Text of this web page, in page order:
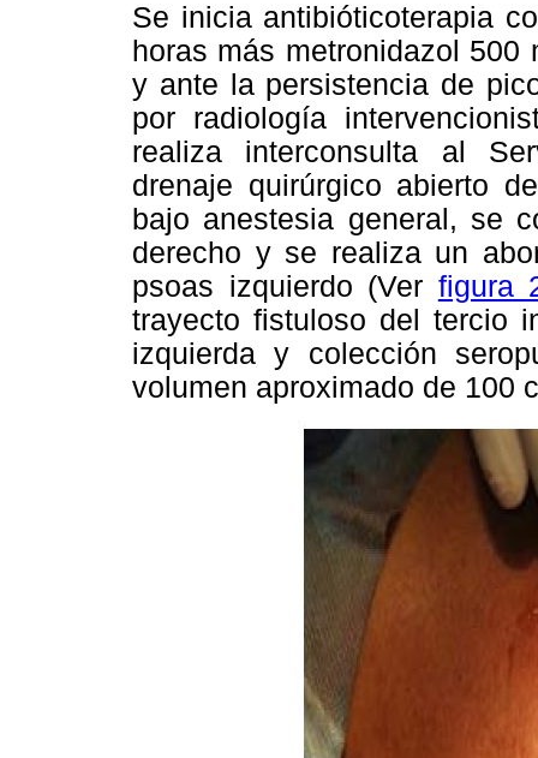
Se inicia antibióticoterapia
horas más metronidazol
y ante la persistencia de
por radiología
realiza interconsulta al
drenaje quirúrgico abierto
bajo anestesia general, se
derecho y se realiza un
psoas izquierdo (Ver figura
trayecto fistuloso del tercio
izquierda y colección
volumen aproximado de 100